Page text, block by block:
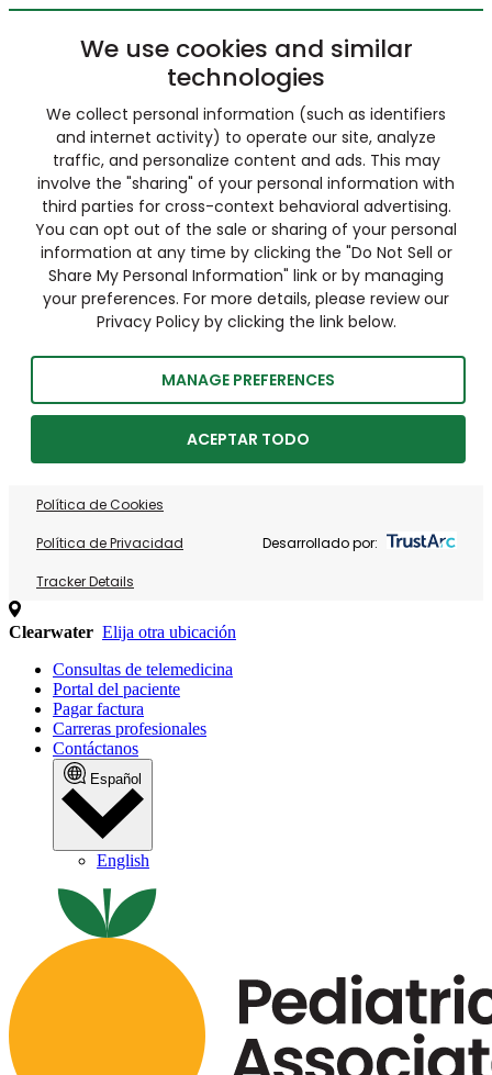
We use cookies and similar
technologies
We collect personal information (such as identifiers
and internet activity) to operate our site, analyze
traffic, and personalize content and ads. This may
involve the "sharing" of your personal information with
third parties for cross-context behavioral advertising.
You can opt out of the sale or sharing of your personal
information at any time by clicking the "Do Not Sell or
Share My Personal Information" link or by managing
your preferences. For more details, please review our
Privacy Policy by clicking the link below.
MANAGE PREFERENCES
ACEPTAR TODO
Política de Cookies
Política de Privacidad
Tracker Details
Desarrollado por:
Clearwater Elija otra ubicación
Consultas de telemedicina
Portal del paciente
Pagar factura
Carreras profesionales
Contáctanos
Español
English